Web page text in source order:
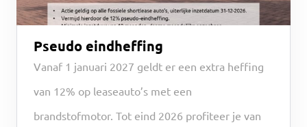
Pseudo eindheffing
Vanaf 1 januari 2027 geldt er een extra heffing
van 12% op leaseauto’s met een
brandstofmotor. Tot eind 2026 profiteer je van